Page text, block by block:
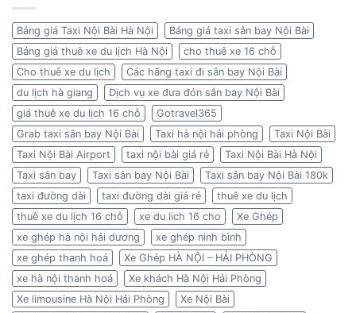
Bảng giá Taxi Nội Bài Hà Nội
Bảng giá taxi sân bay Nội Bài
Bảng giá thuê xe du lịch Hà Nội
cho thuê xe 16 chỗ
Cho thuê xe du lịch
Các hãng taxi đi sân bay Nội Bài
du lịch hà giang
Dịch vụ xe đưa đón sân bay Nội Bài
giá thuê xe du lịch 16 chỗ
Gotravel365
Grab taxi sân bay Nội Bài
Taxi hà nội hải phòng
Taxi Nội Bài
Taxi Nội Bài Airport
taxi nội bài giá rẻ
Taxi Nội Bài Hà Nội
Taxi sân bay
Taxi sân bay Nội Bài
Taxi sân bay Nội Bài 180k
taxi đường dài
taxi đường dài giá rẻ
thuê xe du lịch
thuê xe du lịch 16 chỗ
xe du lich 16 cho
Xe Ghép
xe ghép hà nội hải dương
xe ghép ninh bình
xe ghép thanh hoá
Xe Ghép HÀ NỘI – HẢI PHÒNG
xe hà nội thanh hoá
Xe khách Hà Nội Hải Phòng
Xe limousine Hà Nội Hải Phòng
Xe Nội Bài